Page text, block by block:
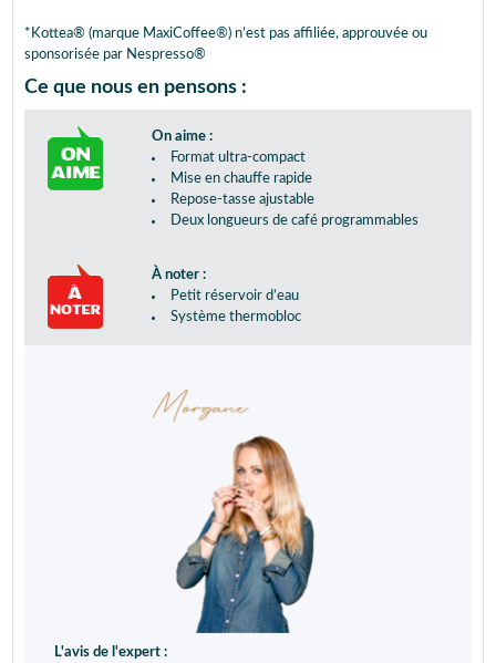
*Kottea® (marque MaxiCoffee®) n’est pas affiliée, approuvée ou
sponsorisée par Nespresso®
Ce que nous en pensons :
On aime :
Format ultra-compact
Mise en chauffe rapide
Repose-tasse ajustable
Deux longueurs de café programmables
À noter :
Petit réservoir d’eau
Système thermobloc
L'avis de l'expert :